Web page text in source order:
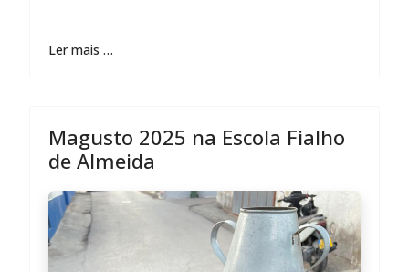
Ler mais …
Magusto 2025 na Escola Fialho
de Almeida